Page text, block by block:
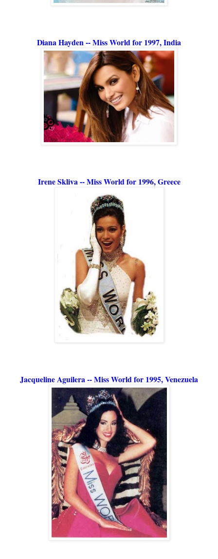
Diana Hayden -- Miss World for 1997, India
Irene Skliva -- Miss World for 1996, Greece
Jacqueline Aguilera -- Miss World for 1995, Venezuela